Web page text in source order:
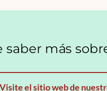
saber más
Visite el sitio web de